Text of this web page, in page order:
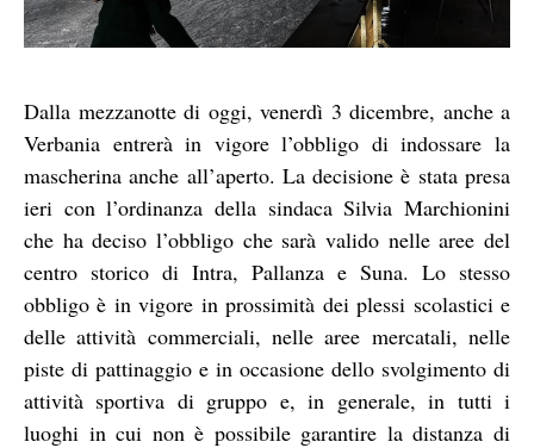
Dalla mezzanotte di oggi, venerdì 3 dicembre, anche a
Verbania entrerà in vigore l’obbligo di indossare la
mascherina anche all’aperto. La decisione è stata presa
ieri con l’ordinanza della sindaca Silvia Marchionini
che ha deciso l’obbligo che sarà valido nelle aree del
centro storico di Intra, Pallanza e Suna. Lo stesso
obbligo è in vigore in prossimità dei plessi scolastici e
delle attività commerciali, nelle aree mercatali, nelle
piste di pattinaggio e in occasione dello svolgimento di
attività sportiva di gruppo e, in generale, in tutti i
luoghi in cui non è possibile garantire la distanza di